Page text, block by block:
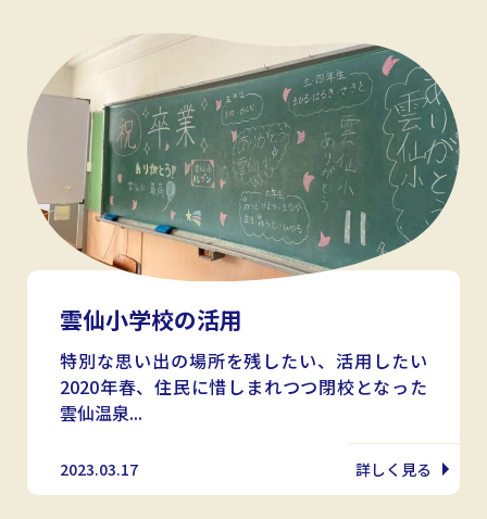
雲仙小学校の活用
特別な思い出の場所を残したい、活用したい
2020年春、住民に惜しまれつつ閉校となった
雲仙温泉...
2023.03.17 詳しく見る